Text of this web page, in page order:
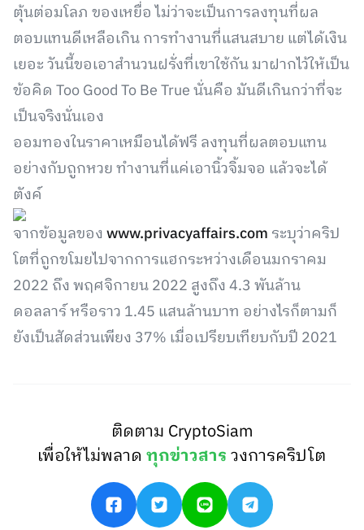
ตุ้นต่อมโลภ ของเหยื่อ ไม่ว่าจะเป็นการลงทุนที่ผล
ตอบแทนดีเหลือเกิน การทำงานที่แสนสบาย แต่ได้เงิน
เยอะ วันนี้ขอเอาสำนวนฝรั่งที่เขาใช้กัน มาฝากไว้ให้เป็น
ข้อคิด Too Good To Be True นั่นคือ มันดีเกินกว่าที่จะ
เป็นจริงนั่นเอง
ออมทองในราคาเหมือนได้ฟรี ลงทุนที่ผลตอบแทน
อย่างกับถูกหวย ทำงานที่แค่เอานิ้วจิ้มจอ แล้วจะได้
ตังค์
จากข้อมูลของwww.privacyaffairs.com ระบุว่าคริป
โตที่ถูกขโมยไปจากการแฮกระหว่างเดือนมกราคม
2022 ถึง พฤศจิกายน 2022 สูงถึง 4.3 พันล้าน
ดอลลาร์ หรือราว 1.45 แสนล้านบาท อย่างไรก็ตามก็
ยังเป็นสัดส่วนเพียง 37% เมื่อเปรียบเทียบกับปี 2021
ติดตาม CryptoSiam
เพื่อให้ไม่พลาดทุกข่าวสารวงการคริปโต